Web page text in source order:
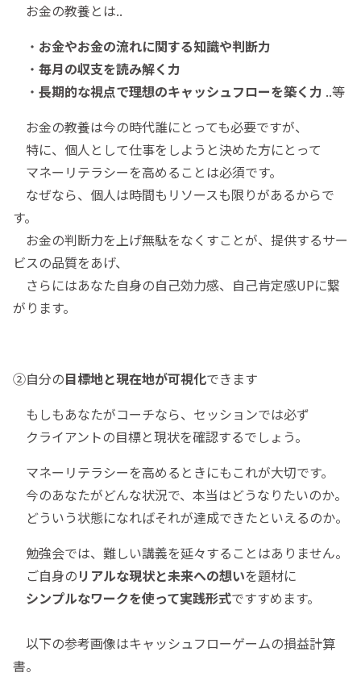
お金の教養とは..
・ お金やお金の流れに関する知識や判断力
・ 毎月の収支を読み解く力
・ 長期的な視点で理想のキャッシュフローを築く力 ..等
お金の教養は今の時代誰にとっても必要ですが、
特に、個人として仕事をしようと決めた方にとって
マネーリテラシーを高めることは必須です。
なぜなら、個人は時間もリソースも限りがあるからで
す。
お金の判断力を上げ無駄をなくすことが、提供するサー
ビスの品質をあげ、
さらにはあなた自身の自己効力感、自己肯定感UPに繋
がります。
②自分の目標地と現在地が可視化できます
もしもあなたがコーチなら、セッションでは必ず
クライアントの目標と現状を確認するでしょう。
マネーリテラシーを高めるときにもこれが大切です。
今のあなたがどんな状況で、本当はどうなりたいのか。
どういう状態になればそれが達成できたといえるのか。
勉強会では、難しい講義を延々することはありません。
ご自身のリアルな現状と未来への想いを題材に
シンプルなワークを使って実践形式ですすめます。
以下の参考画像はキャッシュフローゲームの損益計算
書。